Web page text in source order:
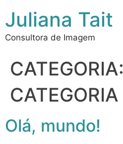
Juliana Tait
Consultora de Imagem
CATEGORIA:
CATEGORIA
Olá, mundo!